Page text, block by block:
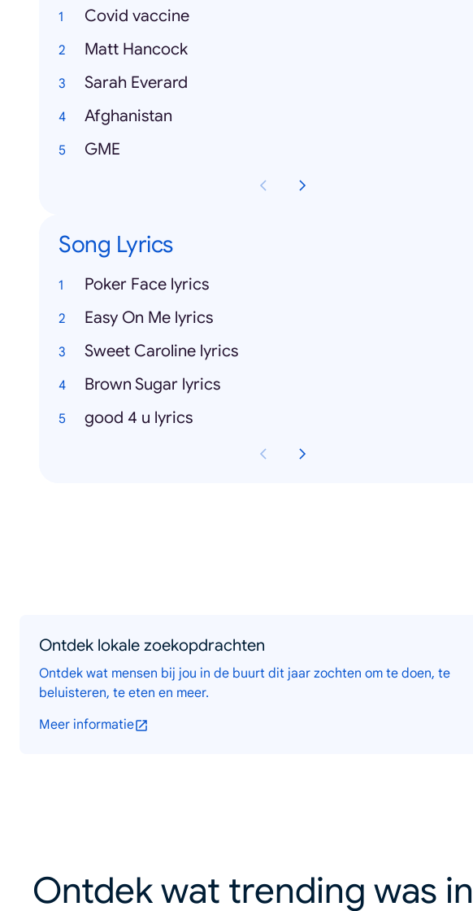
Covid vaccine
Matt Hancock
Sarah Everard
Afghanistan
GME
Song Lyrics
Poker Face lyrics
Easy On Me lyrics
Sweet Caroline lyrics
Brown Sugar lyrics
good 4 u lyrics
Ontdek lokale zoekopdrachten
Ontdek wat mensen bij jou in de buurt dit jaar zochten om te doen, te
beluisteren, te eten en meer.
Meer informatie
Ontdek wat trending was in